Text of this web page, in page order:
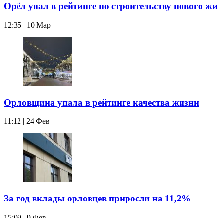
Орёл упал в рейтинге по строительству нового
12:35 | 10 Мар
Орловщина упала в рейтинге качества жизни
11:12 | 24 Фев
За год вклады орловцев приросли на 11,2%